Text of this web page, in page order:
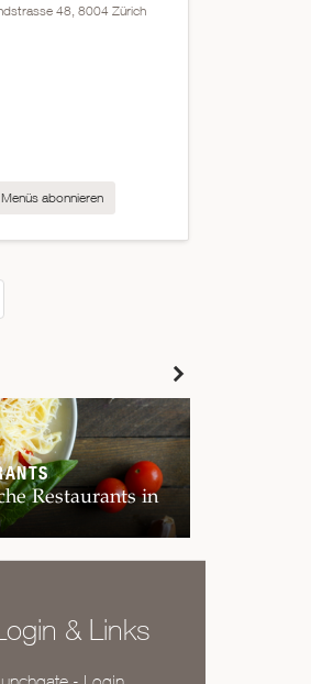
48, 8004 Zürich
Menüs abonnieren
Restaurants in
& Links